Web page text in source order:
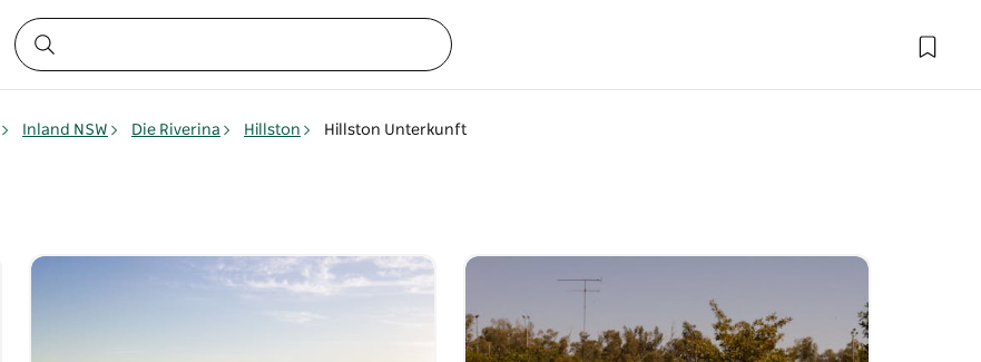
Inland NSW Die Riverina Hillston Hillston Unterkunft